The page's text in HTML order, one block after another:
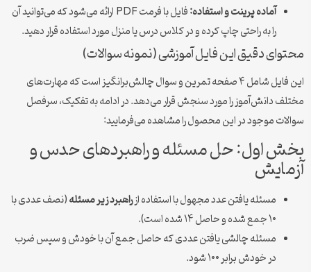
آماده پرینت و استفاده:
فایل با فرمت PDF ارائه می‌شود که می‌توانید آن
را به راحتی چاپ کرده و در کلاس درس یا منزل مورد استفاده قرار دهید.
محتوای دقیق این فایل آموزشی (نمونه سوالات)
این فایل شامل ۴ صفحه تمرین و سوال چالش‌برانگیز است که مهارت‌های
مختلف دانش‌آموز را مورد سنجش قرار می‌دهد. در ادامه به تفکیک، سرفصل
سوالات موجود در این محصول را مشاهده می‌فرمایید:
بخش اول: حل مسئله و راهبردهای حدس و
آزمایش
مسئله یافتن عدد مجهول با استفاده ازراهبرد زیر مسئله(نصف عددی با
۱۰ جمع شده و حاصل ۱۴ شده است).
مسئله چالشی یافتن عددی که حاصل جمع آن با خودش و سپس ضرب
در خودش برابر ۱۰۰ شود.